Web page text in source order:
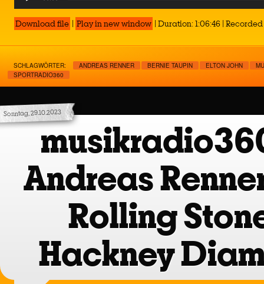
Player
Download file | Play in new window | Duration: 1:06:46 | Recorded
SCHLAGWÖRTER: ANDREAS RENNER BERNIE TAUPIN ELTON JOHN
SPORTRADIO360
Sonntag, 29.10.2023
Andreas
Rolling
Hackney